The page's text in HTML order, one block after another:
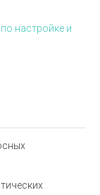
настройке и